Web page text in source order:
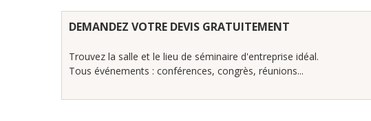
DEMANDEZ VOTRE DEVIS GRATUITEMENT
Trouvez la salle et le lieu de séminaire d'entreprise idéal.
Tous événements : conférences, congrès, réunions...